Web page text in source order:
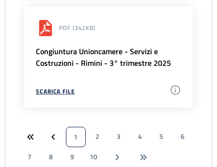
PDF (342KB)
Congiuntura Unioncamere - Servizi e
Costruzioni - Rimini - 3° trimestre 2025
SCARICA FILE
1 2 3 4 5
6
7
8 9 10